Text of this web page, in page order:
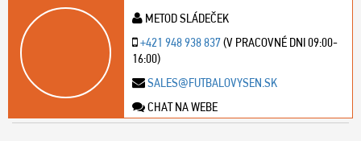
METOD SLÁDEČEK
+421 948 938 837(V PRACOVNÉ DNI 09:00-
16:00)
SALES@FUTBALOVYSEN.SK
CHAT NA WEBE